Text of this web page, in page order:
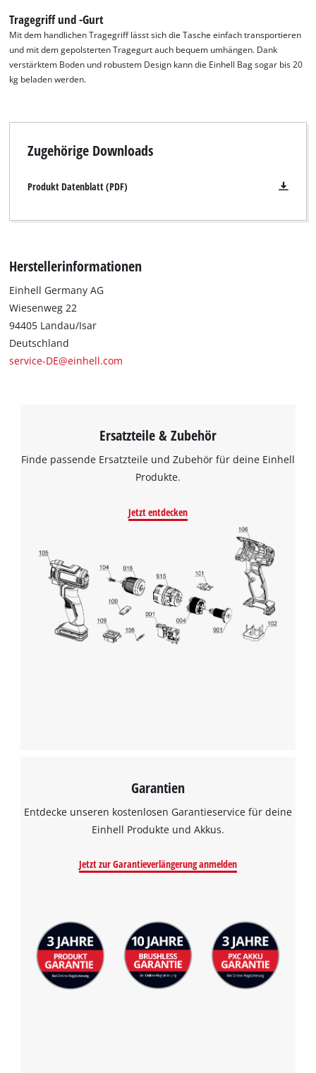
This content is not permitted to load due
Powered by Usercentrics Consent
Management Platform
Tragegriff und -Gurt
Mit dem handlichen Tragegriff lässt sich die Tasche einfach transportieren
und mit dem gepolsterten Tragegurt auch bequem umhängen. Dank
verstärktem Boden und robustem Design kann die Einhell Bag sogar bis 20
kg beladen werden.
Zugehörige Downloads
Produkt Datenblatt (PDF)
Herstellerinformationen
Einhell Germany AG
Wiesenweg 22
94405 Landau/Isar
Deutschland
service-DE@einhell.com
Ersatzteile & Zubehör
Finde passende Ersatzteile und Zubehör für deine Einhell
Produkte.
Jetzt entdecken
Garantien
Entdecke unseren kostenlosen Garantieservice für deine
Einhell Produkte und Akkus.
Jetzt zur Garantieverlängerung anmelden